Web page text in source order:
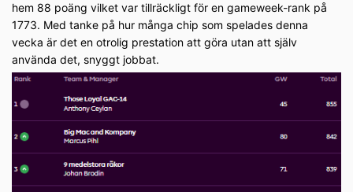
hem 88 poäng vilket var tillräckligt för en gameweek-rank på
1773. Med tanke på hur många chip som spelades denna
vecka är det en otrolig prestation att göra utan att själv
använda det, snyggt jobbat.